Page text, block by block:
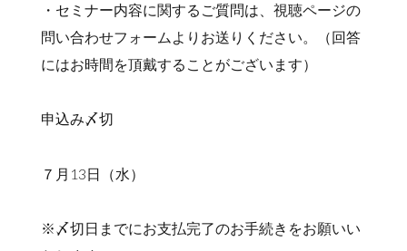
・セミナー内容に関するご質問は、視聴ページの
問い合わせフォームよりお送りください。（回答
にはお時間を頂戴することがございます）
申込み〆切
７月13日（水）
※〆切日までにお支払完了のお手続きをお願いい